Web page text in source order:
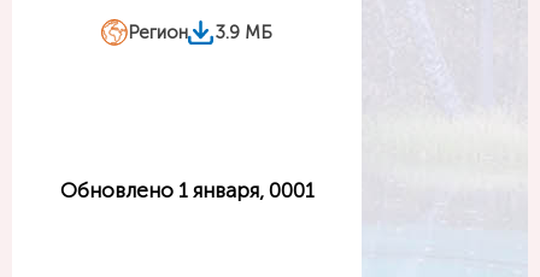
Регион 3.9 МБ
Обновлено 1 января, 0001